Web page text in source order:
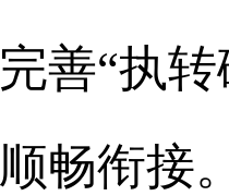
完善“执
顺畅衔接。